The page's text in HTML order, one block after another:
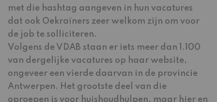
met die hashtag aangeven in hun vacatures
dat ook Oekraïners zeer welkom zijn om voor
de job te solliciteren.
Volgens de VDAB staan er iets meer dan 1.100
van dergelijke vacatures op haar website,
ongeveer een vierde daarvan in de provincie
Antwerpen. Het grootste deel van die
oproepen is voor huishoudhulpen, maar hier en